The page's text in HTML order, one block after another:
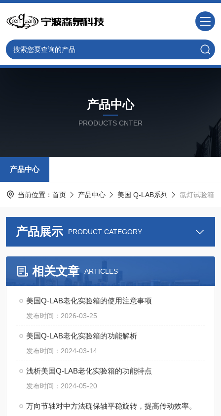
产品中心
PRODUCTS CNTER
产品中心
当前位置： 首页 产品中心 美国 Q-LAB系列 氙灯试验箱
产品展示 PRODUCT CATEGORY
相关文章 ARTICLES
美国Q-LAB老化实验箱的使用注意事项
发布时间：2026-03-25
美国Q-LAB老化实验箱的功能解析
发布时间：2024-03-14
浅析美国Q-LAB老化实验箱的功能特点
发布时间：2024-05-20
万向节轴对中方法确保轴平稳旋转，提高传动效率。